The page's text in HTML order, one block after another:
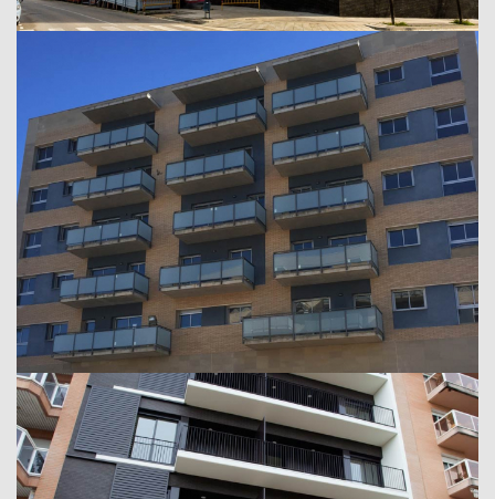
Edifici de 44 habitatges
Tarragona, 2017
Building Center (Caixabank)